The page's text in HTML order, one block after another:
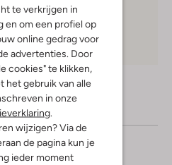
te verkrijgen in
en om een profiel op
online gedrag voor
advertenties. Door
cookies" te klikken,
het gebruik van alle
in onze
.
wijzigen? Via de
de pagina kun je
ieder moment
30 dagen*